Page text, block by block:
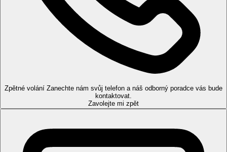
Zpětné volání Zanechte nám svůj telefon a náš odborný poradce vás bude
kontaktovat.
Zavolejte mi zpět